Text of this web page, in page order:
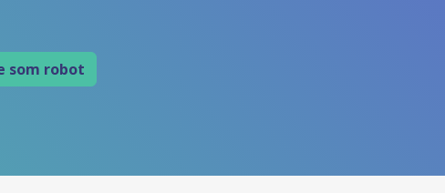
som robot